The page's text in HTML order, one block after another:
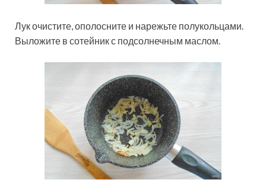
Лук очистите, ополосните и нарежьте полукольцами.
Выложите в сотейник с подсолнечным маслом.